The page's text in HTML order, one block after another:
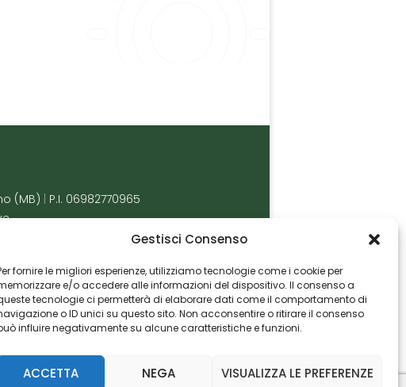
Gestisci Consenso
fornire le migliori esperienze, utilizziamo tecnologie come i cookie per
e/o accedere alle informazioni del dispositivo. Il consenso a
tecnologie ci permetterà di elaborare dati come il comportamento di
o ID unici su questo sito. Non acconsentire o ritirare il consenso
influire negativamente su alcune caratteristiche e funzioni.
ACCETTA NEGA VISUALIZZA LE PREFERENZE
(MB)
P.I. 06982770965